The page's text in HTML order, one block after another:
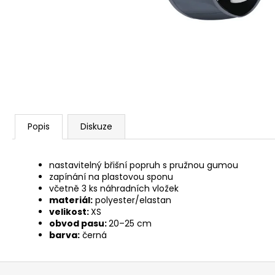
Popis Diskuze
nastavitelný břišní popruh s pružnou gumou
zapínání na plastovou sponu
včetně 3 ks náhradních vložek
materiál: polyester/elastan
velikost:XS
obvod pasu:20–25 cm
barva: černá
ALAVIS CBD OIL DROPS 30ML
Z